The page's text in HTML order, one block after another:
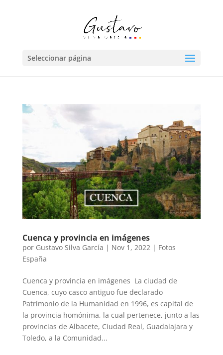
Seleccionar página
Cuenca y provincia en imágenes
por Gustavo Silva García | Nov 1, 2022| Fotos
España
Cuenca y provincia en imágenes La ciudad de
Cuenca, cuyo casco antiguo fue declarado
Patrimonio de la Humanidad en 1996, es capital de
la provincia homónima, la cual pertenece, junto a las
provincias de Albacete, Ciudad Real, Guadalajara y
Toledo, a la Comunidad...